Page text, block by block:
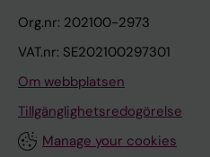
Org.nr: 202100-2973
VAT.nr: SE202100297301
Om webbplatsen
Tillgänglighetsredogörelse
Manage your cookies